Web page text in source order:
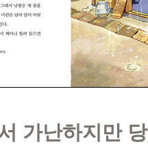
가난하지만